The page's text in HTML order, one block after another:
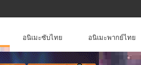
อนิเมะซับไทย อนิเมะพากย์ไทย